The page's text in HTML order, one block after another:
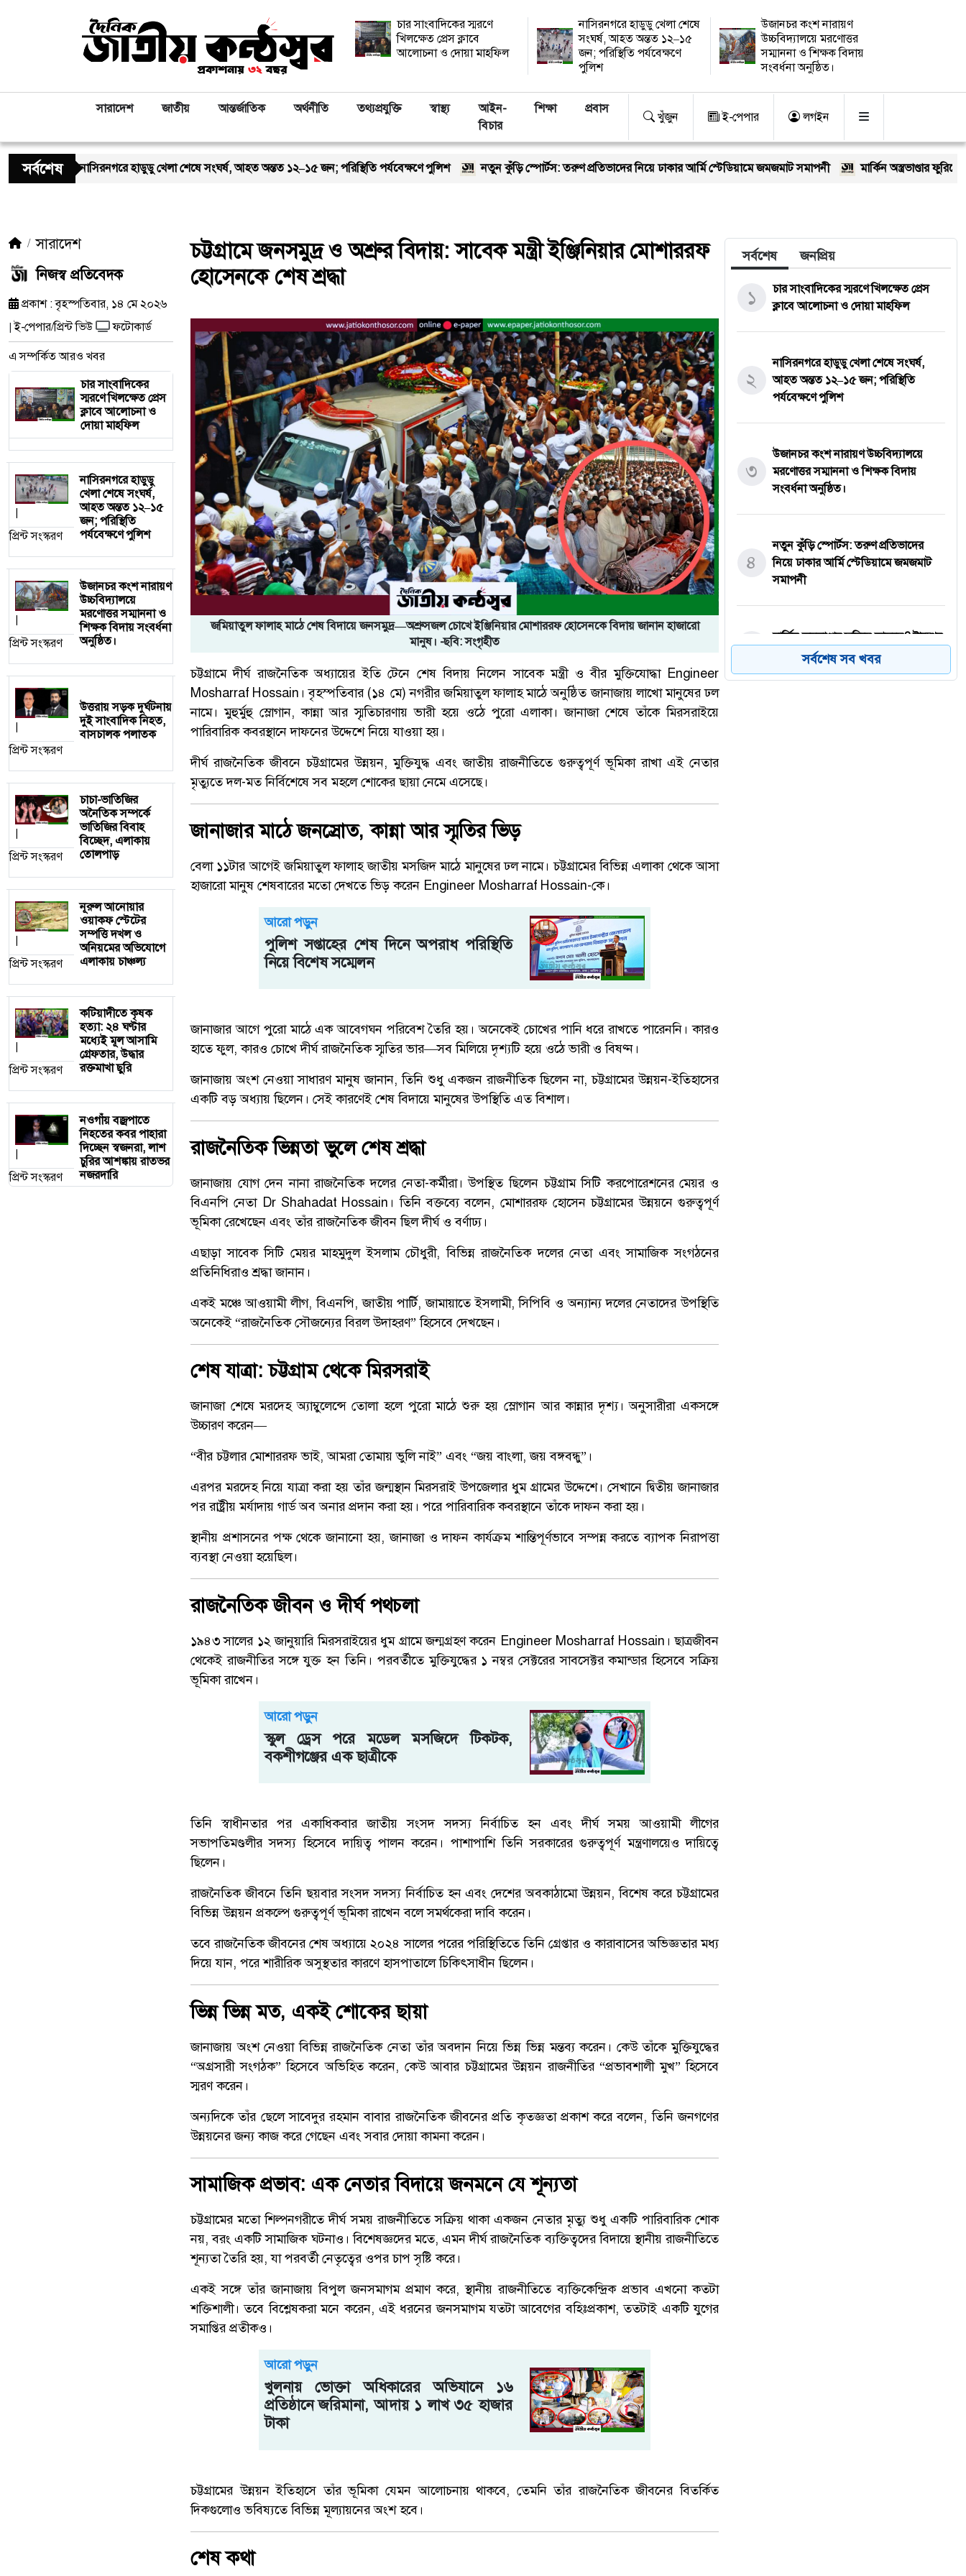
চার সাংবাদিকের স্মরণে
খিলক্ষেত প্রেস ক্লাবে
আলোচনা ও দোয়া মাহফিল
নাসিরনগরে হাডুডু খেলা শেষে
সংঘর্ষ, আহত অন্তত ১২–১৫
জন; পরিস্থিতি পর্যবেক্ষণে
পুলিশ
উজানচর কংশ নারায়ণ
উচ্চবিদ্যালয়ে মরণোত্তর
সম্মাননা ও শিক্ষক বিদায়
সংবর্ধনা অনুষ্ঠিত।
সারাদেশ জাতীয় আন্তর্জাতিক অর্থনীতি তথ্যপ্রযুক্তি স্বাস্থ্য
আইন-
বিচার
শিক্ষা প্রবাস
খুঁজুন ই-পেপার লগইন
সর্বশেষ
নাসিরনগরে হাডুডু খেলা শেষে সংঘর্ষ, আহত অন্তত ১২–১৫ জন; পরিস্থিতি পর্যবেক্ষণে পুলিশ নতুন কুঁড়ি স্পোর্টস: তরুণ প্রতিভাদের নিয়ে ঢাকার আর্মি স্টেডিয়ামে জমজমাট সমাপনী মার্কিন অস্ত্রভাণ্ডার ফুরিয়ে আসছে? ট্রাম্পের
সারাদেশ
নিজস্ব প্রতিবেদক
প্রকাশ : বৃহস্পতিবার, ১৪ মে ২০২৬
| ই-পেপার/প্রিন্ট ভিউ
ফটোকার্ড
এ সম্পর্কিত আরও খবর
চার সাংবাদিকের
স্মরণে খিলক্ষেত প্রেস
ক্লাবে আলোচনা ও
দোয়া মাহফিল
প্রিন্ট সংস্করণ
নাসিরনগরে হাডুডু
খেলা শেষে সংঘর্ষ,
আহত অন্তত ১২–১৫
জন; পরিস্থিতি
পর্যবেক্ষণে পুলিশ
|
প্রিন্ট সংস্করণ
উজানচর কংশ নারায়ণ
উচ্চবিদ্যালয়ে
মরণোত্তর সম্মাননা ও
শিক্ষক বিদায় সংবর্ধনা
অনুষ্ঠিত।
|
প্রিন্ট সংস্করণ
উত্তরায় সড়ক দুর্ঘটনায়
দুই সাংবাদিক নিহত,
বাসচালক পলাতক
|
প্রিন্ট সংস্করণ
চাচা-ভাতিজির
অনৈতিক সম্পর্কে
ভাতিজির বিবাহ
বিচ্ছেদ, এলাকায়
তোলপাড়
|
প্রিন্ট সংস্করণ
নূরুল আনোয়ার
ওয়াকফ স্টেটের
সম্পত্তি দখল ও
অনিয়মের অভিযোগে
এলাকায় চাঞ্চল্য
|
প্রিন্ট সংস্করণ
কটিয়াদীতে কৃষক
হত্যা: ২৪ ঘণ্টার
মধ্যেই মূল আসামি
গ্রেফতার, উদ্ধার
রক্তমাখা ছুরি
|
প্রিন্ট সংস্করণ
নওগাঁয় বজ্রপাতে
নিহতের কবর পাহারা
দিচ্ছেন স্বজনরা, লাশ
চুরির আশঙ্কায় রাতভর
নজরদারি
চট্টগ্রামে জনসমুদ্র ও অশ্রুর বিদায়: সাবেক মন্ত্রী ইঞ্জিনিয়ার মোশাররফ
হোসেনকে শেষ শ্রদ্ধা
জমিয়াতুল ফালাহ মাঠে শেষ বিদায়ে জনসমুদ্র—অশ্রুসজল চোখে ইঞ্জিনিয়ার মোশাররফ হোসেনকে বিদায় জানান হাজারো
মানুষ। -ছবি: সংগৃহীত
চট্টগ্রামে দীর্ঘ রাজনৈতিক অধ্যায়ের ইতি টেনে শেষ বিদায় নিলেন সাবেক মন্ত্রী ও বীর মুক্তিযোদ্ধা Engineer
Mosharraf Hossain । বৃহস্পতিবার (১৪ মে) নগরীর জমিয়াতুল ফালাহ মাঠে অনুষ্ঠিত জানাজায় লাখো মানুষের ঢল
নামে। মুহুর্মুহু স্লোগান, কান্না আর স্মৃতিচারণায় ভারী হয়ে ওঠে পুরো এলাকা। জানাজা শেষে তাঁকে মিরসরাইয়ে
পারিবারিক কবরস্থানে দাফনের উদ্দেশে নিয়ে যাওয়া হয়।
দীর্ঘ রাজনৈতিক জীবনে চট্টগ্রামের উন্নয়ন, মুক্তিযুদ্ধ এবং জাতীয় রাজনীতিতে গুরুত্বপূর্ণ ভূমিকা রাখা এই নেতার
মৃত্যুতে দল-মত নির্বিশেষে সব মহলে শোকের ছায়া নেমে এসেছে।
জানাজার মাঠে জনস্রোত, কান্না আর স্মৃতির ভিড়
বেলা ১১টার আগেই জমিয়াতুল ফালাহ জাতীয় মসজিদ মাঠে মানুষের ঢল নামে। চট্টগ্রামের বিভিন্ন এলাকা থেকে আসা
হাজারো মানুষ শেষবারের মতো দেখতে ভিড় করেন Engineer Mosharraf Hossain-কে।
আরো পড়ুন
পুলিশ সপ্তাহের শেষ দিনে অপরাধ পরিস্থিতি
নিয়ে বিশেষ সম্মেলন
জানাজার আগে পুরো মাঠে এক আবেগঘন পরিবেশ তৈরি হয়। অনেকেই চোখের পানি ধরে রাখতে পারেননি। কারও
হাতে ফুল, কারও চোখে দীর্ঘ রাজনৈতিক স্মৃতির ভার—সব মিলিয়ে দৃশ্যটি হয়ে ওঠে ভারী ও বিষণ্ন।
জানাজায় অংশ নেওয়া সাধারণ মানুষ জানান, তিনি শুধু একজন রাজনীতিক ছিলেন না, চট্টগ্রামের উন্নয়ন-ইতিহাসের
একটি বড় অধ্যায় ছিলেন। সেই কারণেই শেষ বিদায়ে মানুষের উপস্থিতি এত বিশাল।
রাজনৈতিক ভিন্নতা ভুলে শেষ শ্রদ্ধা
জানাজায় যোগ দেন নানা রাজনৈতিক দলের নেতা-কর্মীরা। উপস্থিত ছিলেন চট্টগ্রাম সিটি করপোরেশনের মেয়র ও
বিএনপি নেতা Dr Shahadat Hossain । তিনি বক্তব্যে বলেন, মোশাররফ হোসেন চট্টগ্রামের উন্নয়নে গুরুত্বপূর্ণ
ভূমিকা রেখেছেন এবং তাঁর রাজনৈতিক জীবন ছিল দীর্ঘ ও বর্ণাঢ্য।
এছাড়া সাবেক সিটি মেয়র মাহমুদুল ইসলাম চৌধুরী, বিভিন্ন রাজনৈতিক দলের নেতা এবং সামাজিক সংগঠনের
প্রতিনিধিরাও শ্রদ্ধা জানান।
একই মঞ্চে আওয়ামী লীগ, বিএনপি, জাতীয় পার্টি, জামায়াতে ইসলামী, সিপিবি ও অন্যান্য দলের নেতাদের উপস্থিতি
অনেকেই “রাজনৈতিক সৌজন্যের বিরল উদাহরণ” হিসেবে দেখছেন।
শেষ যাত্রা: চট্টগ্রাম থেকে মিরসরাই
জানাজা শেষে মরদেহ অ্যাম্বুলেন্সে তোলা হলে পুরো মাঠে শুরু হয় স্লোগান আর কান্নার দৃশ্য। অনুসারীরা একসঙ্গে
উচ্চারণ করেন—
“বীর চট্টলার মোশাররফ ভাই, আমরা তোমায় ভুলি নাই” এবং “জয় বাংলা, জয় বঙ্গবন্ধু”।
এরপর মরদেহ নিয়ে যাত্রা করা হয় তাঁর জন্মস্থান মিরসরাই উপজেলার ধুম গ্রামের উদ্দেশে। সেখানে দ্বিতীয় জানাজার
পর রাষ্ট্রীয় মর্যাদায় গার্ড অব অনার প্রদান করা হয়। পরে পারিবারিক কবরস্থানে তাঁকে দাফন করা হয়।
স্থানীয় প্রশাসনের পক্ষ থেকে জানানো হয়, জানাজা ও দাফন কার্যক্রম শান্তিপূর্ণভাবে সম্পন্ন করতে ব্যাপক নিরাপত্তা
ব্যবস্থা নেওয়া হয়েছিল।
রাজনৈতিক জীবন ও দীর্ঘ পথচলা
১৯৪৩ সালের ১২ জানুয়ারি মিরসরাইয়ের ধুম গ্রামে জন্মগ্রহণ করেন Engineer Mosharraf Hossain । ছাত্রজীবন
থেকেই রাজনীতির সঙ্গে যুক্ত হন তিনি। পরবর্তীতে মুক্তিযুদ্ধের ১ নম্বর সেক্টরের সাবসেক্টর কমান্ডার হিসেবে সক্রিয়
ভূমিকা রাখেন।
আরো পড়ুন
স্কুল ড্রেস পরে মডেল মসজিদে টিকটক,
বকশীগঞ্জের এক ছাত্রীকে
তিনি স্বাধীনতার পর একাধিকবার জাতীয় সংসদ সদস্য নির্বাচিত হন এবং দীর্ঘ সময় আওয়ামী লীগের
সভাপতিমণ্ডলীর সদস্য হিসেবে দায়িত্ব পালন করেন। পাশাপাশি তিনি সরকারের গুরুত্বপূর্ণ মন্ত্রণালয়েও দায়িত্বে
ছিলেন।
রাজনৈতিক জীবনে তিনি ছয়বার সংসদ সদস্য নির্বাচিত হন এবং দেশের অবকাঠামো উন্নয়ন, বিশেষ করে চট্টগ্রামের
বিভিন্ন উন্নয়ন প্রকল্পে গুরুত্বপূর্ণ ভূমিকা রাখেন বলে সমর্থকেরা দাবি করেন।
তবে রাজনৈতিক জীবনের শেষ অধ্যায়ে ২০২৪ সালের পরের পরিস্থিতিতে তিনি গ্রেপ্তার ও কারাবাসের অভিজ্ঞতার মধ্য
দিয়ে যান, পরে শারীরিক অসুস্থতার কারণে হাসপাতালে চিকিৎসাধীন ছিলেন।
ভিন্ন ভিন্ন মত, একই শোকের ছায়া
জানাজায় অংশ নেওয়া বিভিন্ন রাজনৈতিক নেতা তাঁর অবদান নিয়ে ভিন্ন ভিন্ন মন্তব্য করেন। কেউ তাঁকে মুক্তিযুদ্ধের
“অগ্রসারী সংগঠক” হিসেবে অভিহিত করেন, কেউ আবার চট্টগ্রামের উন্নয়ন রাজনীতির “প্রভাবশালী মুখ” হিসেবে
স্মরণ করেন।
অন্যদিকে তাঁর ছেলে সাবেদুর রহমান বাবার রাজনৈতিক জীবনের প্রতি কৃতজ্ঞতা প্রকাশ করে বলেন, তিনি জনগণের
উন্নয়নের জন্য কাজ করে গেছেন এবং সবার দোয়া কামনা করেন।
সামাজিক প্রভাব: এক নেতার বিদায়ে জনমনে যে শূন্যতা
চট্টগ্রামের মতো শিল্পনগরীতে দীর্ঘ সময় রাজনীতিতে সক্রিয় থাকা একজন নেতার মৃত্যু শুধু একটি পারিবারিক শোক
নয়, বরং একটি সামাজিক ঘটনাও। বিশেষজ্ঞদের মতে, এমন দীর্ঘ রাজনৈতিক ব্যক্তিত্বদের বিদায়ে স্থানীয় রাজনীতিতে
শূন্যতা তৈরি হয়, যা পরবর্তী নেতৃত্বের ওপর চাপ সৃষ্টি করে।
একই সঙ্গে তাঁর জানাজায় বিপুল জনসমাগম প্রমাণ করে, স্থানীয় রাজনীতিতে ব্যক্তিকেন্দ্রিক প্রভাব এখনো কতটা
শক্তিশালী। তবে বিশ্লেষকরা মনে করেন, এই ধরনের জনসমাগম যতটা আবেগের বহিঃপ্রকাশ, ততটাই একটি যুগের
সমাপ্তির প্রতীকও।
আরো পড়ুন
খুলনায় ভোক্তা অধিকারের অভিযানে ১৬
প্রতিষ্ঠানে জরিমানা, আদায় ১ লাখ ৩৫ হাজার
টাকা
চট্টগ্রামের উন্নয়ন ইতিহাসে তাঁর ভূমিকা যেমন আলোচনায় থাকবে, তেমনি তাঁর রাজনৈতিক জীবনের বিতর্কিত
দিকগুলোও ভবিষ্যতে বিভিন্ন মূল্যায়নের অংশ হবে।
শেষ কথা
সর্বশেষ জনপ্রিয়
১
চার সাংবাদিকের স্মরণে খিলক্ষেত প্রেস
ক্লাবে আলোচনা ও দোয়া মাহফিল
২
নাসিরনগরে হাডুডু খেলা শেষে সংঘর্ষ,
আহত অন্তত ১২–১৫ জন; পরিস্থিতি
পর্যবেক্ষণে পুলিশ
৩
উজানচর কংশ নারায়ণ উচ্চবিদ্যালয়ে
মরণোত্তর সম্মাননা ও শিক্ষক বিদায়
সংবর্ধনা অনুষ্ঠিত।
৪
নতুন কুঁড়ি স্পোর্টস: তরুণ প্রতিভাদের
নিয়ে ঢাকার আর্মি স্টেডিয়ামে জমজমাট
সমাপনী
৫
মার্কিন অস্ত্রভাণ্ডার ফুরিয়ে আসছে? ট্রাম্পের
কড়া জবাবে চাঞ্চল্য
সর্বশেষ সব খবর